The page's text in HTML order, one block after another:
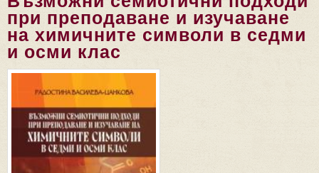
при преподаване и изучаване
на химичните символи в седми
и осми клас